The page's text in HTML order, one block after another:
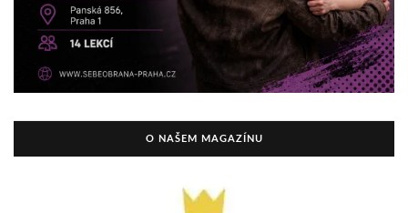
O NAŠEM MAGAZÍNU